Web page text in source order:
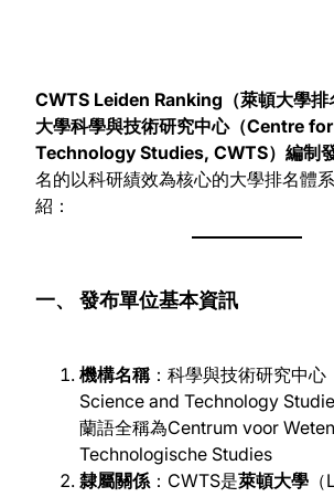
CWTS Leiden Ranking（萊頓大學排
大學科學與技術研究中心（Centre
Technology Studies, CWTS）編制
名的以科研績效為核心的大學排名體
紹：
一、 發布單位基本資訊
機構名稱：科學與技術研究中
Science and Technology
蘭語全稱為Centrum voor
Technologische Studies
隸屬關係 ：CWTS是萊頓大學